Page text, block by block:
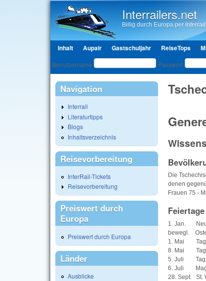
Interrailers.net
Billig durch Europa per
Hauptmenü
Inhalt Aupair Gastschuljahr ReiseTops
Benutzeranmeldung
Benutzername Passwort
Die
denen
Frauen 75 -
Feiertage
1. Jan.
bewegl.
1. Mai Tag
8. Mai Tag
5. Juli Tag
6. Juli
28. Sept. St.
Navigation
Interrail
Literaturtipps
Blogs
Inhaltsverzeichnis
Reisevorbereitung
InterRail-Tickets
Reisevorbereitung
Preiswert durch
Europa
Preiswert durch Europa
Länder
Ausblicke